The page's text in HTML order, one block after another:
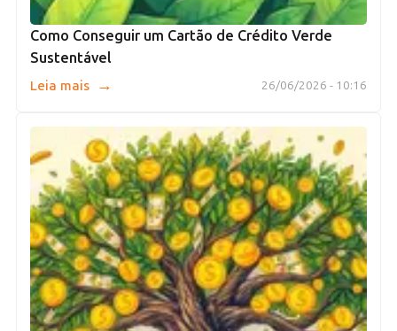
Como Conseguir um Cartão de Crédito Verde
Sustentável
26/06/2026 - 10:16
Leia mais →